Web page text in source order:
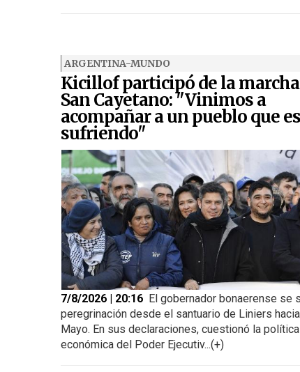
ARGENTINA-MUNDO
Kicillof participó de la
San Cayetano: "Vinimos a
acompañar a un pueblo que
sufriendo"
7/8/2026 | 20:16 El gobernador bonaerense se
peregrinación desde el santuario de Liniers
Mayo. En sus declaraciones, cuestionó la política
económica del Poder Ejecutiv...(+)